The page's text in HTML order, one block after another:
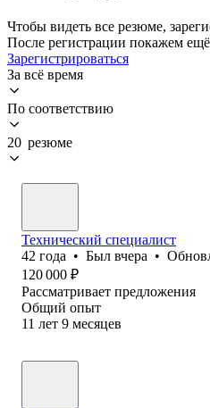
Чтобы видеть все резюме,
После регистрации покажем
Зарегистрироваться
За всё время
По соответствию
20 резюме
Технический специалист
42 года • Был вчера •
120 000 ₽
Рассматривает предложения
Общий опыт
11 лет 9 месяцев